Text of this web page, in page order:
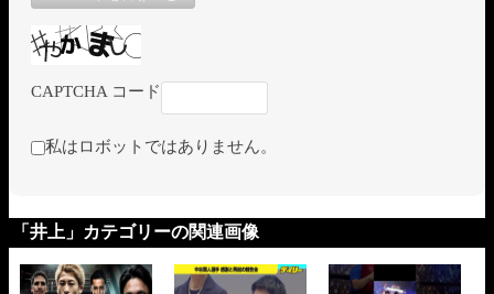
CAPTCHA コード
私はロボットではありません。
「井上」カテゴリーの関連画像